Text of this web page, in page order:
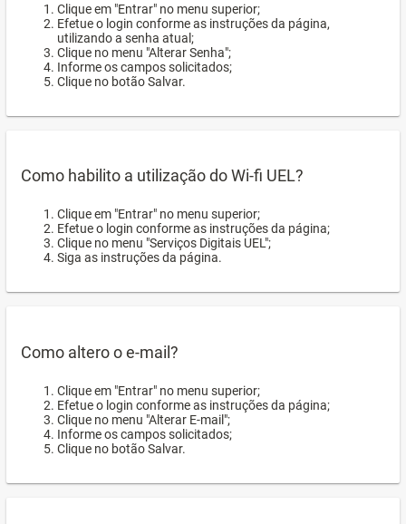
Clique em "Entrar" no menu superior;
Efetue o login conforme as instruções da página,
utilizando a senha atual;
Clique no menu "Alterar Senha";
Informe os campos solicitados;
Clique no botão Salvar.
Como habilito a utilização do Wi-fi UEL?
Clique em "Entrar" no menu superior;
Efetue o login conforme as instruções da página;
Clique no menu "Serviços Digitais UEL";
Siga as instruções da página.
Como altero o e-mail?
Clique em "Entrar" no menu superior;
Efetue o login conforme as instruções da página;
Clique no menu "Alterar E-mail";
Informe os campos solicitados;
Clique no botão Salvar.